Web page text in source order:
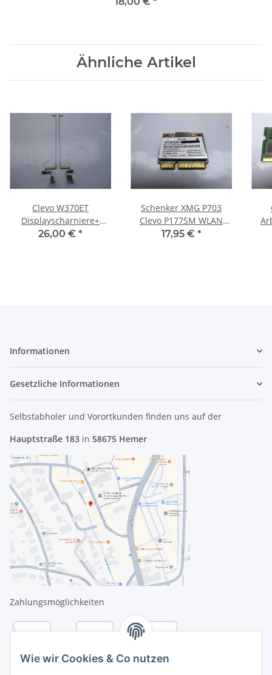
Wie wir Cookies & Co nutzen
Ähnliche Artikel
Clevo W370ET
Displayscharniere+
Leisten hinges+ strips
26,00 € *
Schenker XMG P703
Clevo P177SM WLAN
Karte Wifi Card AR5B22
17,95 € *
Informationen
Gesetzliche Informationen
Selbstabholer und Vorortkunden finden uns auf der
Hauptstraße 183 in 58675 Hemer
Zahlungsmöglichkeiten